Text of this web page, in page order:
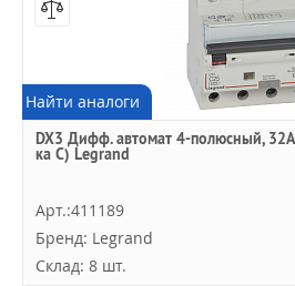
Найти аналоги
DX3 Дифф. автомат 4-полюсный,
ка C) Legrand
Арт.:411189
Бренд: Legrand
Склад: 8 шт.